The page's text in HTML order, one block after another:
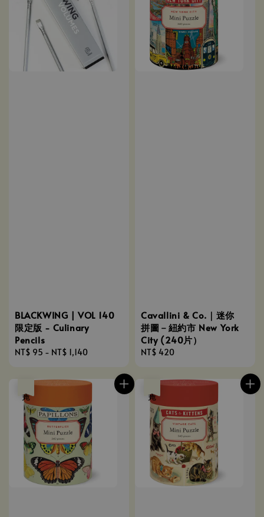
BLACKWING | VOL 140
限定版 - Culinary
Pencils
Regular
NT$ 95 - NT$ 1,140
Cavallini & Co.｜迷你
拼圖－紐約市 New York
City (240片）
Regular
NT$ 420